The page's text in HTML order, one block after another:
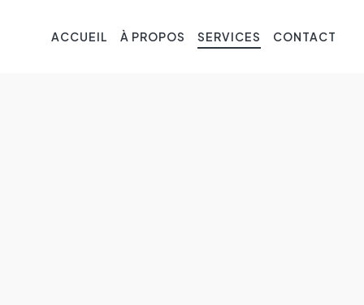
ACCUEIL À PROPOS SERVICES CONTACT